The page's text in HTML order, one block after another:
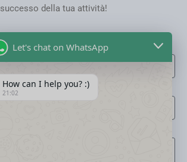
successo della tua attività!
Let's chat on WhatsApp
How can I help you? :)
21:02